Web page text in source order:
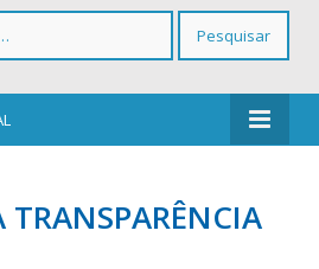
TRANSPARÊNCIA